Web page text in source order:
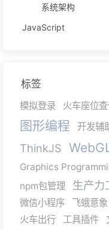
系统架构
JavaScript
标签
模拟登录 火车座位
图形编程 开发辅
ThinkJS
Graphics
npm包管理
生产力
微信小程序
飞蛾意象
火车出行
工具插件